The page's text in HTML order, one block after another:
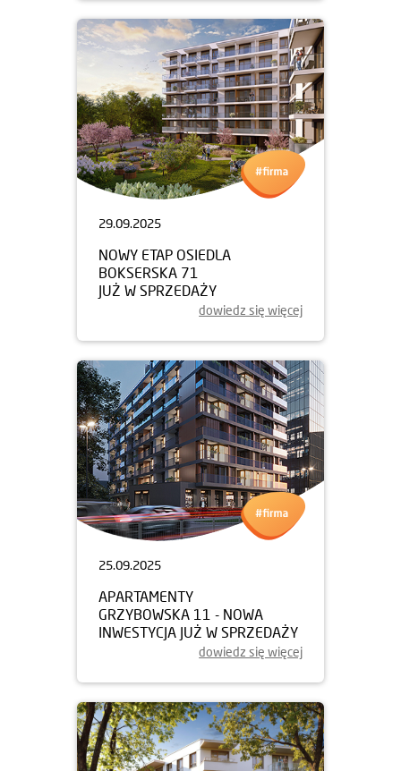
29.09.2025
NOWY ETAP OSIEDLA
BOKSERSKA 71
JUŻ W SPRZEDAŻY
dowiedz się więcej
25.09.2025
APARTAMENTY
GRZYBOWSKA 11 - NOWA
INWESTYCJA JUŻ W SPRZEDAŻY
dowiedz się więcej